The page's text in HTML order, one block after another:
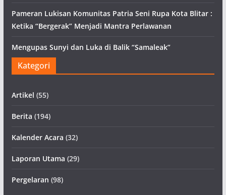
Pameran Lukisan Komunitas Patria Seni Rupa Kota Blitar :
Ketika “Bergerak” Menjadi Mantra Perlawanan
Mengupas Sunyi dan Luka di Balik “Samaleak”
Kategori
Artikel (55)
Berita (194)
Kalender Acara (32)
Laporan Utama (29)
Pergelaran (98)